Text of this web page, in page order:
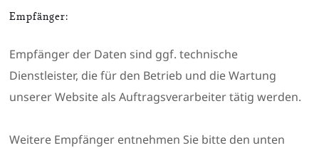
Empfänger:
Empfänger der Daten sind ggf. technische
Dienstleister, die für den Betrieb und die Wartung
unserer Website als Auftragsverarbeiter tätig werden.
Weitere Empfänger entnehmen Sie bitte den unten